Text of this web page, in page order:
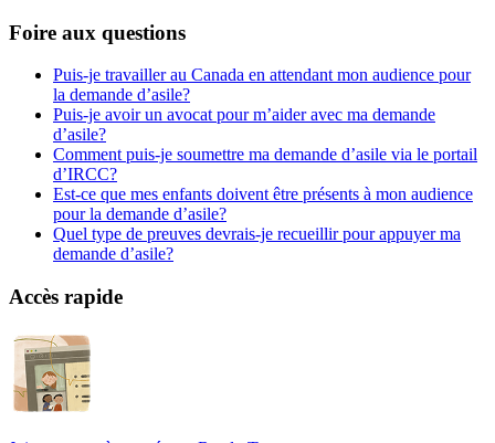
Foire aux questions
Puis-je travailler au Canada en attendant mon audience pour
la demande d’asile?
Puis-je avoir un avocat pour m’aider avec ma demande
d’asile?
Comment puis-je soumettre ma demande d’asile via le portail
d’IRCC?
Est-ce que mes enfants doivent être présents à mon audience
pour la demande d’asile?
Quel type de preuves devrais-je recueillir pour appuyer ma
demande d’asile?
Accès rapide